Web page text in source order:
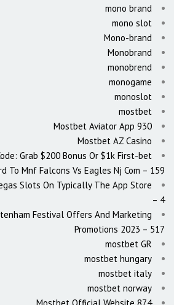
mono brand
mono slot
Mono-brand
Monobrand
monobrend
monogame
monoslot
mostbet
Mostbet Aviator App 930
Mostbet AZ Casino
Grab $200 Bonus Or $1k First-bet
To Mnf Falcons Vs Eagles Nj Com – 159
Slots On Typically The App Store
– 4
Festival Offers And Marketing
Promotions 2023 – 517
mostbet GR
mostbet hungary
mostbet italy
mostbet norway